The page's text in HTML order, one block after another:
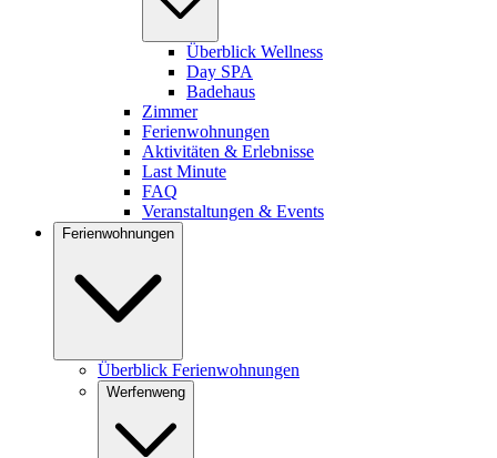
Überblick Wellness
Day SPA
Badehaus
Zimmer
Ferienwohnungen
Aktivitäten & Erlebnisse
Last Minute
FAQ
Veranstaltungen & Events
Ferienwohnungen
Überblick Ferienwohnungen
Werfenweng